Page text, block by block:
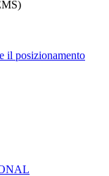
il posizionamento